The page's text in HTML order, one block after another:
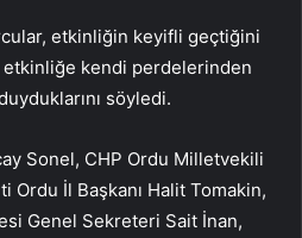
etkinliğin keyifli geçtiğini
kendi perdelerinden
söyledi.
Sonel, CHP Ordu Milletvekili
Ordu İl Başkanı Halit Tomakin,
Genel Sekreteri Sait İnan,